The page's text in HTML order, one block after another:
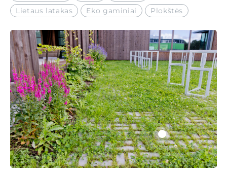
Lietaus latakas
Eko gaminiai Plokštės